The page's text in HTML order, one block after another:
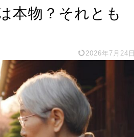
本物？それとも
2026年7月24日